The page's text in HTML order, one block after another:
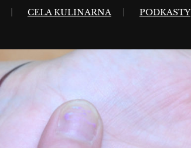
CELA KULINARNA PODKASTY